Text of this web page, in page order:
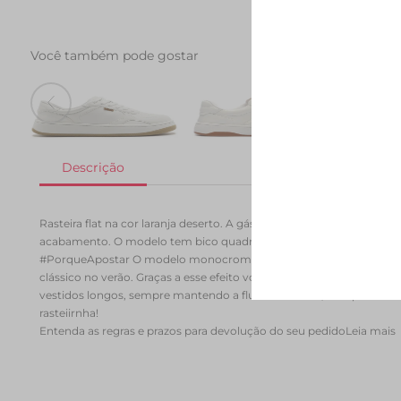
Você também pode gostar
Tenis AC28 Branco
R$ 279,90
R$ 164,90
R$ 249,90
Rasteira flat na cor laranja deserto. A gáspea tem uma tira larga
acabamento. O modelo tem bico quadrado e palmilha com nome
#PorqueApostar O modelo monocromático traz uma nova cara
clássico no verão. Graças a esse efeito você pode ousar combinar
vestidos longos, sempre mantendo a fluidez e leveza,
rasteiirnha!
Entenda as regras e prazos para devolução do seu pedidoLeia mais